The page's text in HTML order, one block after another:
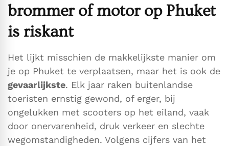
brommer of motor op Phuket
is riskant
Het lijkt misschien de makkelijkste manier om
je op Phuket te verplaatsen, maar het is ook de
gevaarlijkste. Elk jaar raken buitenlandse
toeristen ernstig gewond, of erger, bij
ongelukken met scooters op het eiland, vaak
door onervarenheid, druk verkeer en slechte
wegomstandigheden. Volgens cijfers van het